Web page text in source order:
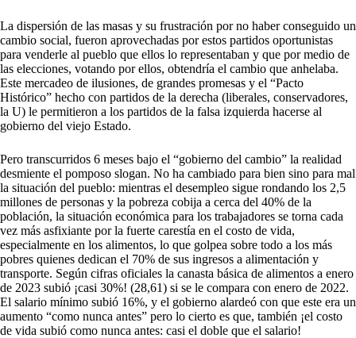
La dispersión de las masas y su frustración por no haber conseguido un
cambio social, fueron aprovechadas por estos partidos oportunistas
para venderle al pueblo que ellos lo representaban y que por medio de
las elecciones, votando por ellos, obtendría el cambio que anhelaba.
Este mercadeo de ilusiones, de grandes promesas y el “Pacto
Histórico” hecho con partidos de la derecha (liberales, conservadores,
la U) le permitieron a los partidos de la falsa izquierda hacerse al
gobierno del viejo Estado.
Pero transcurridos 6 meses bajo el “gobierno del cambio” la realidad
desmiente el pomposo slogan. No ha cambiado para bien sino para mal
la situación del pueblo: mientras el desempleo sigue rondando los 2,5
millones de personas y la pobreza cobija a cerca del 40% de la
población, la situación económica para los trabajadores se torna cada
vez más asfixiante por la fuerte carestía en el costo de vida,
especialmente en los alimentos, lo que golpea sobre todo a los más
pobres quienes dedican el 70% de sus ingresos a alimentación y
transporte. Según cifras oficiales la canasta básica de alimentos a enero
de 2023 subió ¡casi 30%! (28,61) si se le compara con enero de 2022.
El salario mínimo subió 16%, y el gobierno alardeó con que este era un
aumento “como nunca antes” pero lo cierto es que, también ¡el costo
de vida subió como nunca antes: casi el doble que el salario!